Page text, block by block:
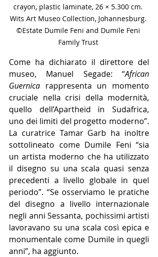
crayon, plastic laminate, 26 × 5.300 cm.
Wits Art Museo Collection, Johannesburg.
©Estate Dumile Feni and Dumile Feni
Family Trust
Come ha dichiarato il direttore del
museo, Manuel Segade: “African
Guernica rappresenta un momento
cruciale nella crisi della modernità,
quello dell’Apartheid in Sudafrica,
uno dei limiti del progetto moderno”.
La curatrice Tamar Garb ha inoltre
sottolineato come Dumile Feni “sia
un artista moderno che ha utilizzato
il disegno su una scala quasi senza
precedenti a livello globale in quel
periodo”. “Se osserviamo le pratiche
del disegno a livello internazionale
negli anni Sessanta, pochissimi artisti
lavoravano su una scala così epica e
monumentale come Dumile in quegli
anni”, ha aggiunto.